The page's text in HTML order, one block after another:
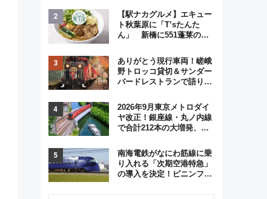
【駅ナカグルメ】エキュー
ト秋葉原に「T’sたんた
ん」 新橋に551蓬莱の
オムライス専門店「肉とた
まご」新グルメ続々登場！
【2026年8月】
ありがとう現行車両！嵯峨
野トロッコ貸切＆サンダー
バードレストランで語り合
原トシヒロと行く！9月13
日「京都の鉄道満喫ツア
ー」開催
2026年9月東京メトロダイ
ヤ改正！銀座線・丸ノ内線
で合計212本の大増発、混
南海電鉄がなにわ筋線に乗
り入れる「次期空港特急」
の導入を決定！ピニンファ